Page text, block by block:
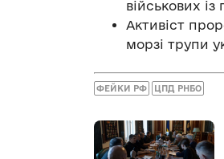
військових
Активіст
морзі трупи
ФЕЙКИ РФ ЦПД РНБО